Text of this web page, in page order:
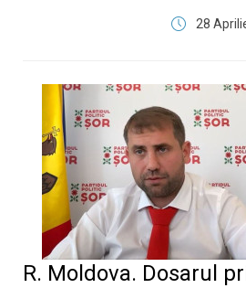
28
R. Moldova. Dosarul